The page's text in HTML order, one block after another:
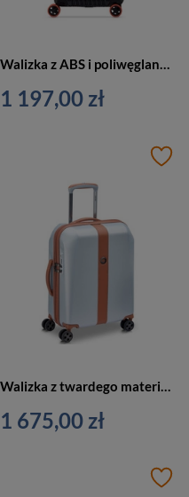
Walizka z ABS i poliwęglanu unisex Jeep JH001A kabinowa 55 cm srebrna
1 197,00 zł
1 675,00 zł